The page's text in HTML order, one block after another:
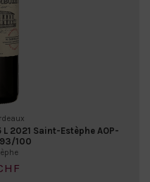
2021 Saint-Estèphe AOP-
100